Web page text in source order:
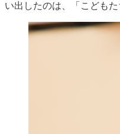
い出したのは、「こども